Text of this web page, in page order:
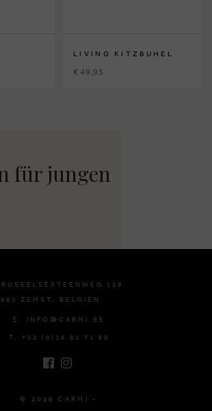
LIVING KITZBUHEL
€ 49,95
für jungen
129
ZEMST, BELGIEN
E. INFO@CARMI.BE
T. +32 (0)16 61 71 60
© 2026 CARMI -